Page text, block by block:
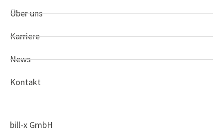
Über uns
Karriere
News
Kontakt
bill-x GmbH